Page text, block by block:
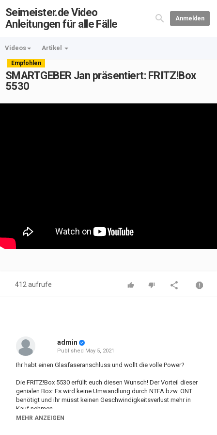
Seimeister.de Video
Anleitungen für alle Fälle
Anmelden
Videos Artikel
Empfohlen
SMARTGEBER Jan präsentiert: FRITZ!Box
5530
412 aufrufe
admin
Published May 5, 2021
Ihr habt einen Glasfaseranschluss und wollt die volle Power?
Die FRITZ!Box 5530 erfüllt euch diesen Wunsch! Der Vorteil dieser
genialen Box: Es wird keine Umwandlung durch NTFA bzw. ONT
benötigt und ihr müsst keinen Geschwindigkeitsverlust mehr in
Kauf nehmen.
MEHR ANZEIGEN